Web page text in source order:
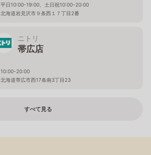
平日10:00-19:00、土日祝10:00-20:00
北海道岩見沢市９条西１７丁目2番
ニトリ
帯広店
10:00-20:00
北海道帯広市西17条南3丁目23
すべて見る